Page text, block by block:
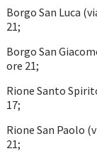
Borgo San Luca
21;
Borgo San
ore 21;
Rione Santo
17;
Rione San Paolo
21;